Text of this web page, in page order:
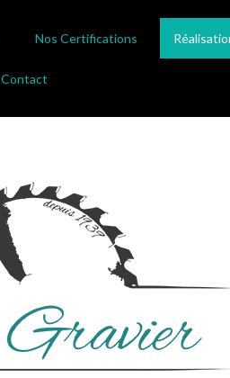
Nos Certifications
Contact